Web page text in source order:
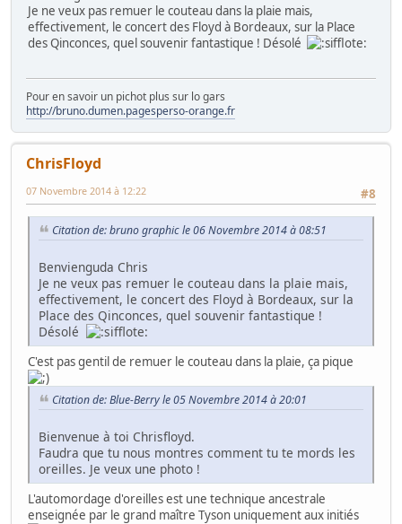
Je ne veux pas remuer le couteau dans la plaie mais,
effectivement, le concert des Floyd à Bordeaux, sur la Place
des Qinconces, quel souvenir fantastique ! Désolé
Pour en savoir un pichot plus sur lo gars
http://bruno.dumen.pagesperso-orange.fr
ChrisFloyd
#8
07 Novembre 2014 à 12:22
Citation de: bruno graphic le 06 Novembre 2014 à 08:51
Benvienguda Chris
Je ne veux pas remuer le couteau dans la plaie mais,
effectivement, le concert des Floyd à Bordeaux, sur la
Place des Qinconces, quel souvenir fantastique !
Désolé
C'est pas gentil de remuer le couteau dans la plaie, ça pique
Citation de: Blue-Berry le 05 Novembre 2014 à 20:01
Bienvenue à toi Chrisfloyd.
Faudra que tu nous montres comment tu te mords les
oreilles. Je veux une photo !
L'automordage d'oreilles est une technique ancestrale
enseignée par le grand maître Tyson uniquement aux initiés